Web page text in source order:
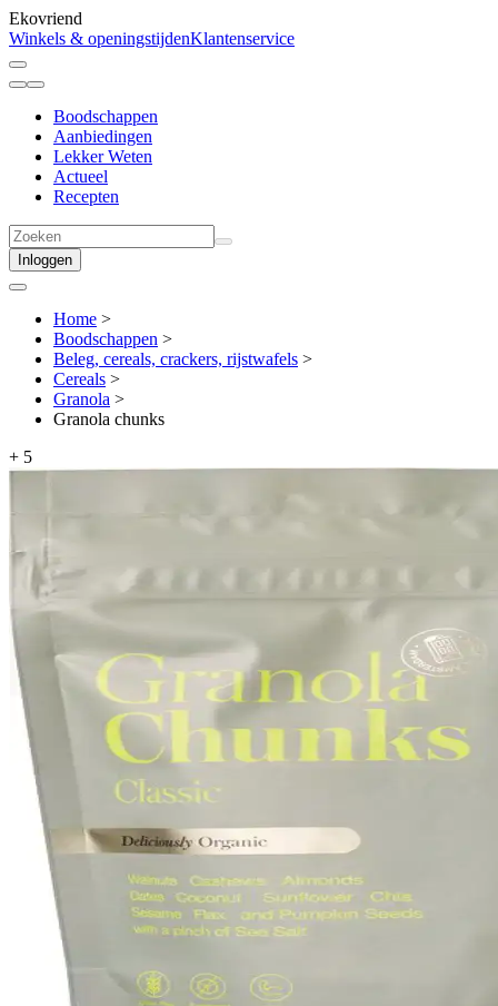
Ekovriend
Winkels & openingstijdenKlantenservice
Boodschappen
Aanbiedingen
Lekker Weten
Actueel
Recepten
Inloggen
Home >
Boodschappen >
Beleg, cereals, crackers, rijstwafels >
Cereals >
Granola >
Granola chunks
+ 5